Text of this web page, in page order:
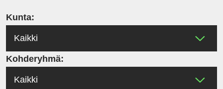
Kunta:
Kohderyhmä: